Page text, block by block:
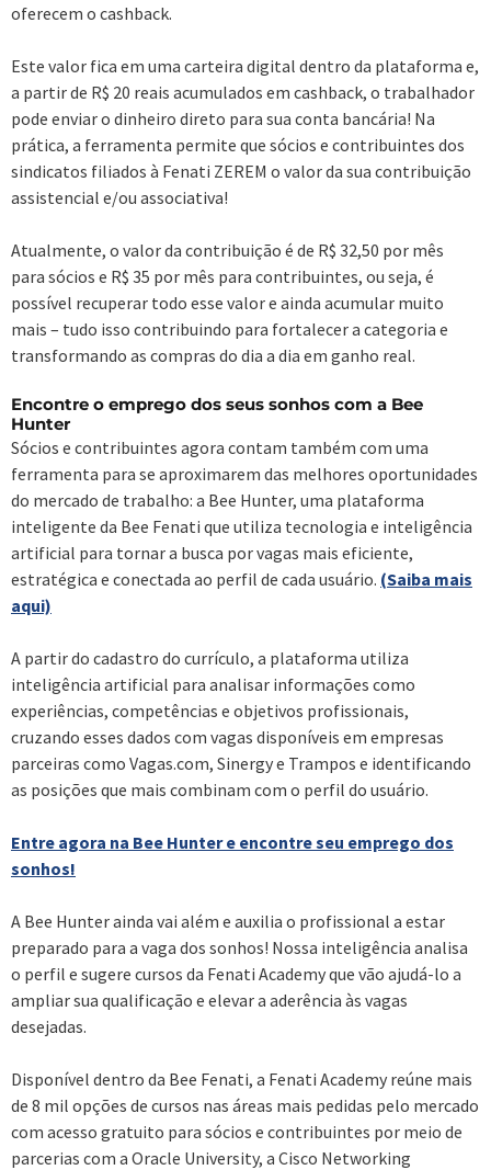
oferecem o cashback.
Este valor fica em uma carteira digital dentro da plataforma e,
a partir de R$ 20 reais acumulados em cashback, o trabalhador
pode enviar o dinheiro direto para sua conta bancária! Na
prática, a ferramenta permite que sócios e contribuintes dos
sindicatos filiados à Fenati ZEREM o valor da sua contribuição
assistencial e/ou associativa!
Atualmente, o valor da contribuição é de R$ 32,50 por mês
para sócios e R$ 35 por mês para contribuintes, ou seja, é
possível recuperar todo esse valor e ainda acumular muito
mais – tudo isso contribuindo para fortalecer a categoria e
transformando as compras do dia a dia em ganho real.
Encontre o emprego dos seus sonhos com a Bee
Hunter
Sócios e contribuintes agora contam também com uma
ferramenta para se aproximarem das melhores oportunidades
do mercado de trabalho: a Bee Hunter, uma plataforma
inteligente da Bee Fenati que utiliza tecnologia e inteligência
artificial para tornar a busca por vagas mais eficiente,
estratégica e conectada ao perfil de cada usuário. (Saiba mais
aqui)
A partir do cadastro do currículo, a plataforma utiliza
inteligência artificial para analisar informações como
experiências, competências e objetivos profissionais,
cruzando esses dados com vagas disponíveis em empresas
parceiras como Vagas.com, Sinergy e Trampos e identificando
as posições que mais combinam com o perfil do usuário.
Entre agora na Bee Hunter e encontre seu emprego dos
sonhos!
A Bee Hunter ainda vai além e auxilia o profissional a estar
preparado para a vaga dos sonhos! Nossa inteligência analisa
o perfil e sugere cursos da Fenati Academy que vão ajudá-lo a
ampliar sua qualificação e elevar a aderência às vagas
desejadas.
Disponível dentro da Bee Fenati, a Fenati Academy reúne mais
de 8 mil opções de cursos nas áreas mais pedidas pelo mercado
com acesso gratuito para sócios e contribuintes por meio de
parcerias com a Oracle University, a Cisco Networking